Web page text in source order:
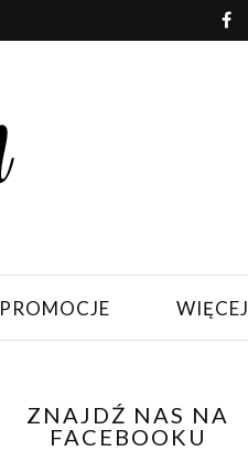
PROMOCJE WIĘCEJ
ZNAJDŹ NAS NA
FACEBOOKU